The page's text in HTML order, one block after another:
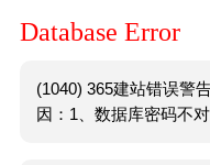
Database Error
(1040) 365建站错误警
因：1、数据库密码不